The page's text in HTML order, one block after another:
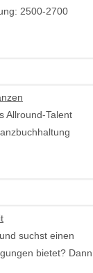
2500-2700
Allround-Talent
suchst einen
bietet? Dann